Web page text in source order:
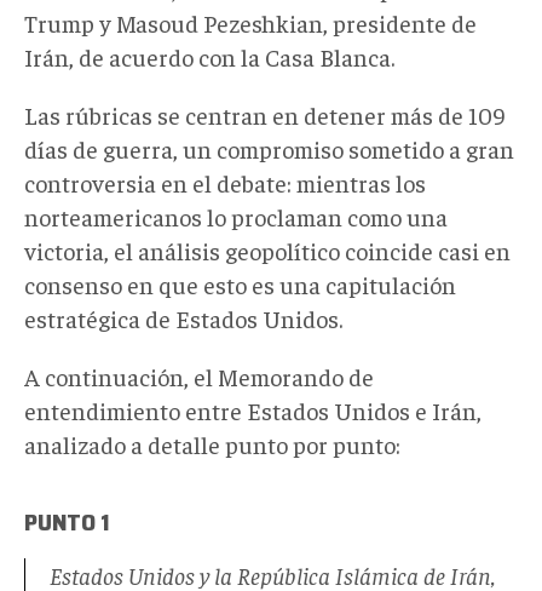
Trump y Masoud Pezeshkian, presidente de
Irán, de acuerdo con la Casa Blanca.
Las rúbricas se centran en detener más de 109
días de guerra, un compromiso sometido a gran
controversia en el debate: mientras los
norteamericanos lo proclaman como una
victoria, el análisis geopolítico coincide casi en
consenso en que esto es una capitulación
estratégica de Estados Unidos.
A continuación, el Memorando de
entendimiento entre Estados Unidos e Irán,
analizado a detalle punto por punto:
PUNTO 1
Estados Unidos y la República Islámica de Irán,